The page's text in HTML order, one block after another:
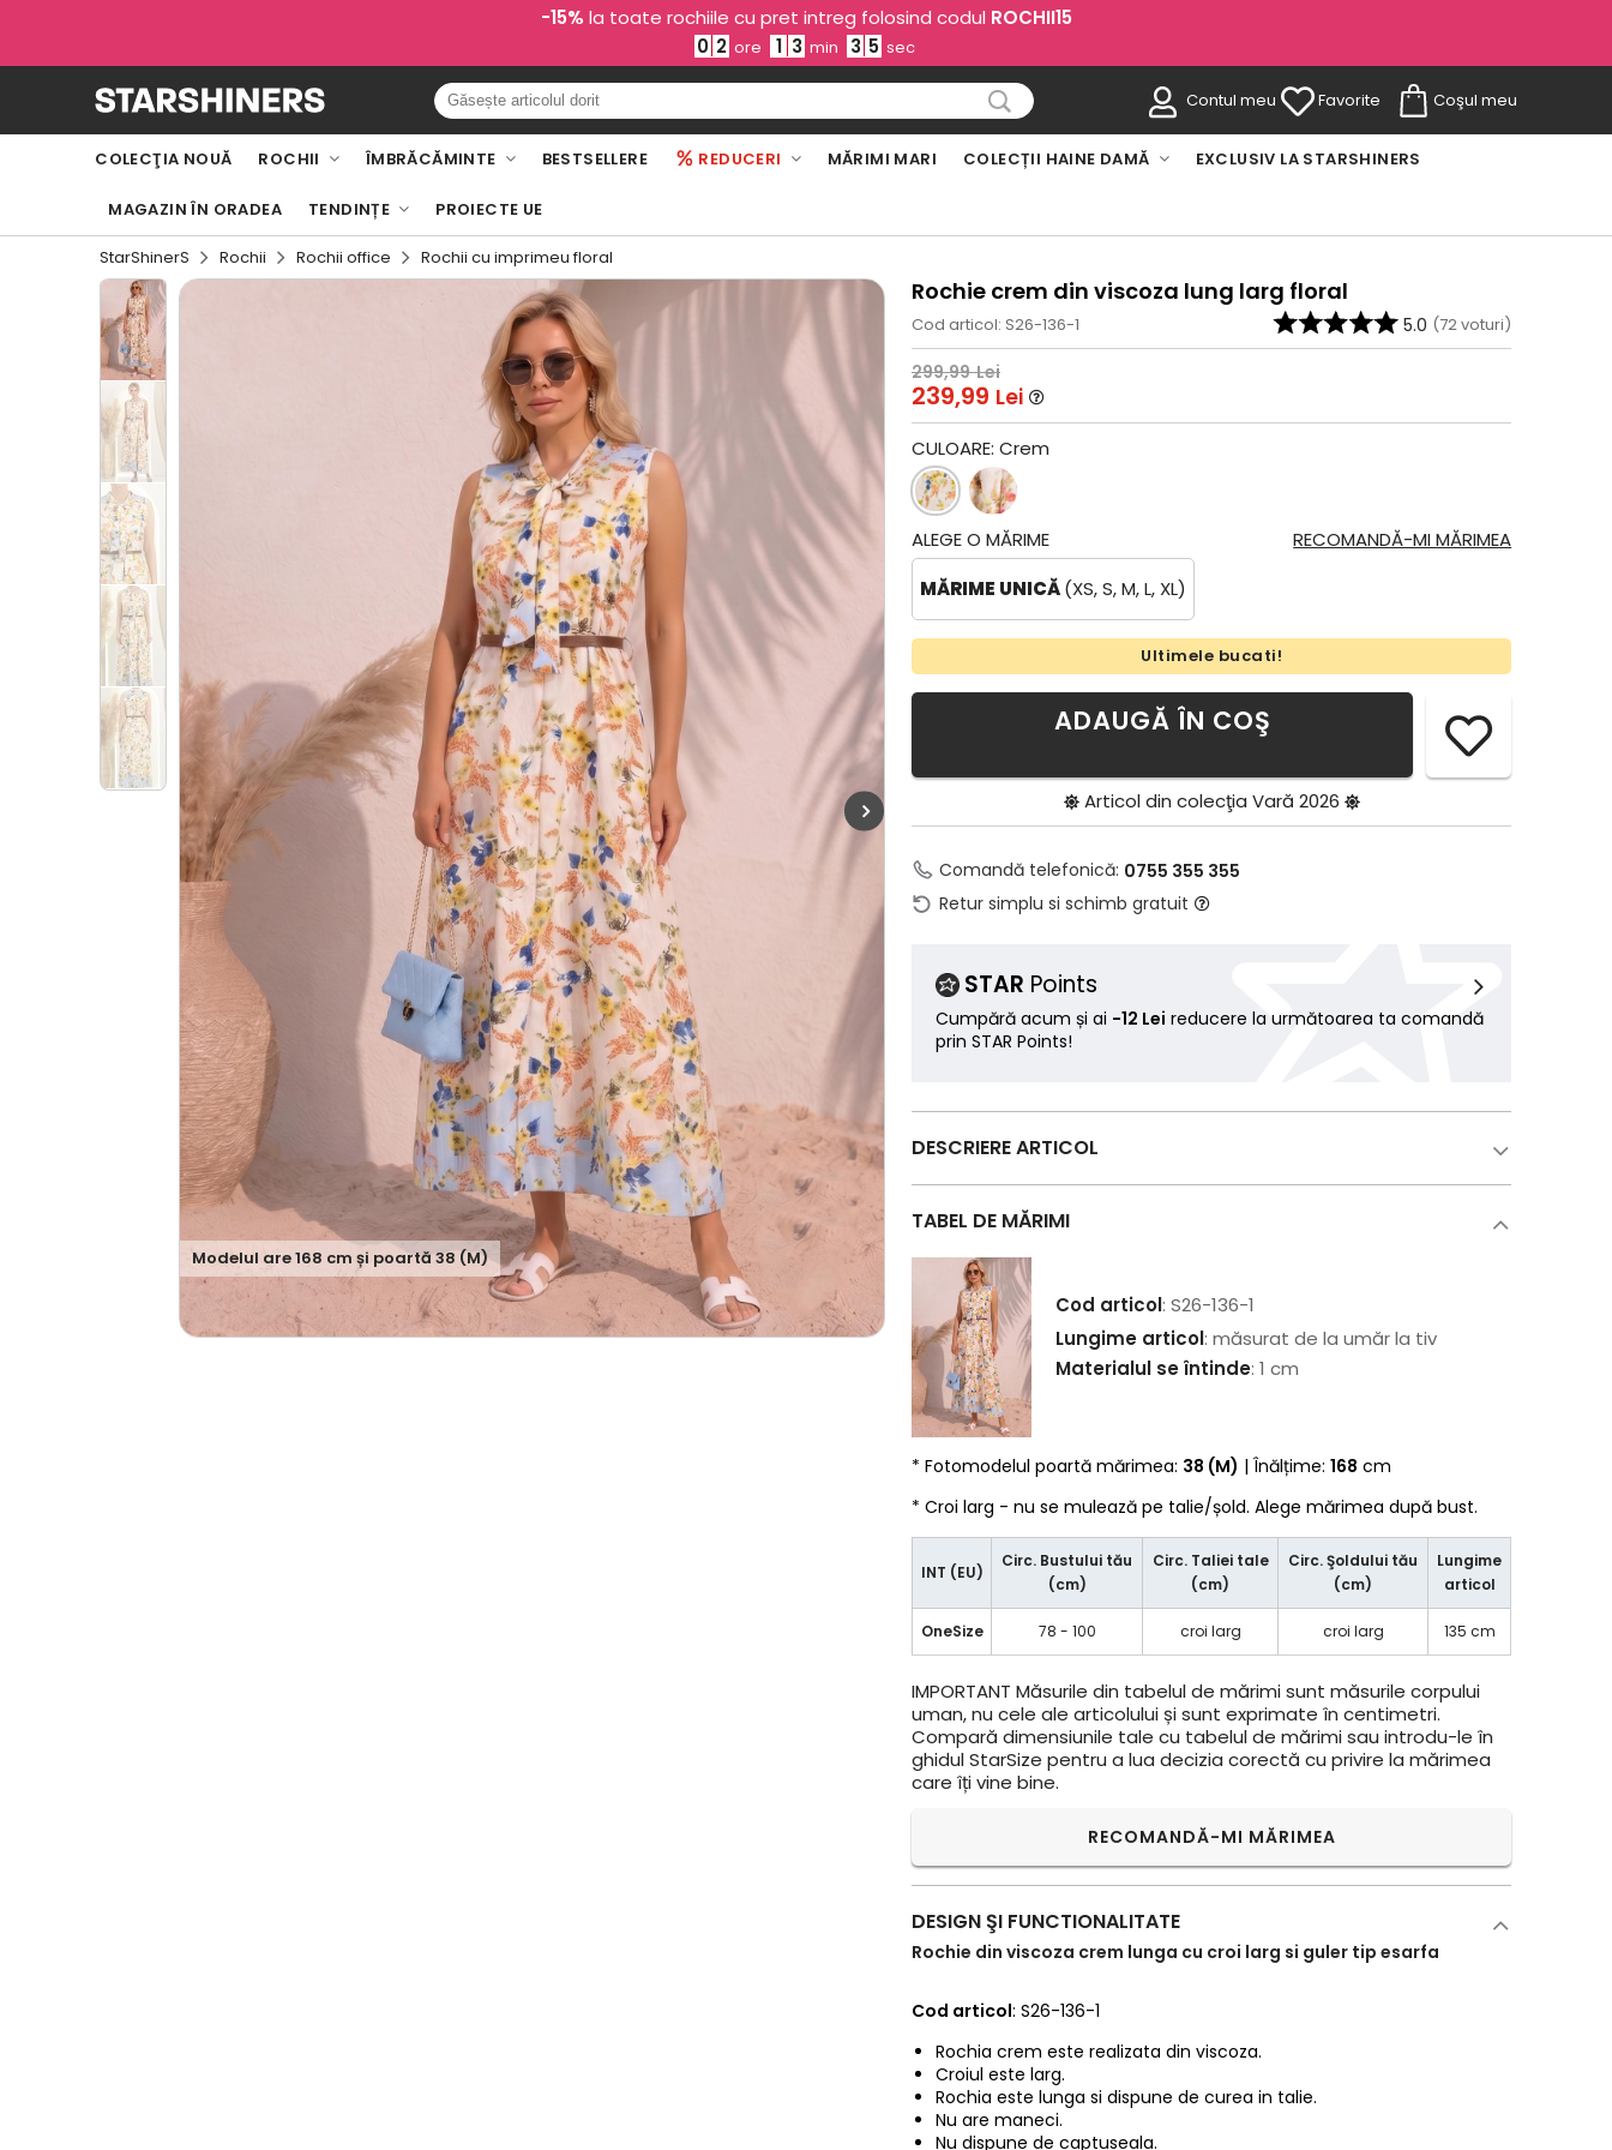
-15% la toate rochiile cu pret intreg folosind codul ROCHII15
0 2 ore 1 3 min 3 4 sec
Contul meu Favorite Coşul meu
COLECŢIA NOUĂ ROCHII ÎMBRĂCĂMINTE BESTSELLERE REDUCERI MĂRIMI MARI COLECȚII HAINE DAMĂ EXCLUSIV LA STARSHINERS
MAGAZIN ÎN ORADEA TENDINȚE PROIECTE UE
StarShinerS Rochii Rochii office Rochii cu imprimeu floral
Modelul are168 cm și poartă38 (M)
Rochie crem din viscoza lung larg floral
Cod articol: S26-136-1 5.0 (72voturi)
299,99 Lei
239,99 Lei
CULOARE:Crem
RECOMANDĂ-MI MĂRIMEA
ALEGE O MĂRIME
MĂRIME UNICĂ(XS, S, M, L, XL)
Ultimele bucati!
ADAUGĂ ÎN COŞ
Articol din colecţia Vară 2026
Comandă telefonică: 0755 355 355
Retur simplu si schimb gratuit
STAR Points
Cumpără acum și ai -12 Lei reducere la următoarea ta comandă
prin STAR Points!
DESCRIERE ARTICOL
TABEL DE MĂRIMI
Cod articol: S26-136-1
Lungime articol: măsurat de la umăr la tiv
Materialul se întinde: 1 cm
* Fotomodelul poartă mărimea: 38 (M) | Înălțime:168 cm
* Croi larg - nu se mulează pe talie/șold. Alege mărimea după bust.
INT (EU)
Circ. Bustului tău
(cm)
Circ. Taliei tale
(cm)
Circ. Şoldului tău
(cm)
Lungime
articol
OneSize 78 - 100 croi larg croi larg 135 cm
IMPORTANT Măsurile din tabelul de mărimi sunt măsurile corpului
uman, nu cele ale articolului și sunt exprimate în centimetri.
Compară dimensiunile tale cu tabelul de mărimi sau introdu-le în
ghidul StarSize pentru a lua decizia corectă cu privire la mărimea
care îți vine bine.
RECOMANDĂ-MI MĂRIMEA
DESIGN ŞI FUNCTIONALITATE
Rochie din viscoza crem lunga cu croi larg si guler tip esarfa
Cod articol: S26-136-1
Rochia crem este realizata din viscoza.
Croiul este larg.
Rochia este lunga si dispune de curea in talie.
Nu are maneci.
Nu dispune de captuseala.